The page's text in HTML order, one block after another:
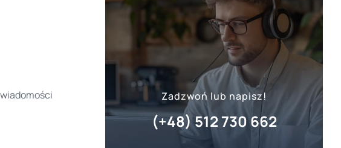
Zadzwoń lub napisz!
(+48) 512 730 662